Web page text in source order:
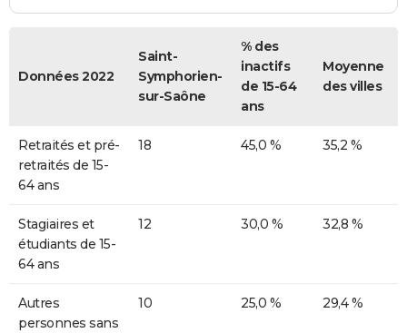
Données 2022
Saint-
Symphorien-
sur-Saône
% des
inactifs
de 15-64
ans
Moyenne
des villes
Retraités et pré-
retraités de 15-
64 ans
18 45,0 % 35,2 %
Stagiaires et
étudiants de 15-
64 ans
12 30,0 % 32,8 %
Autres
personnes sans
10 25,0 % 29,4 %